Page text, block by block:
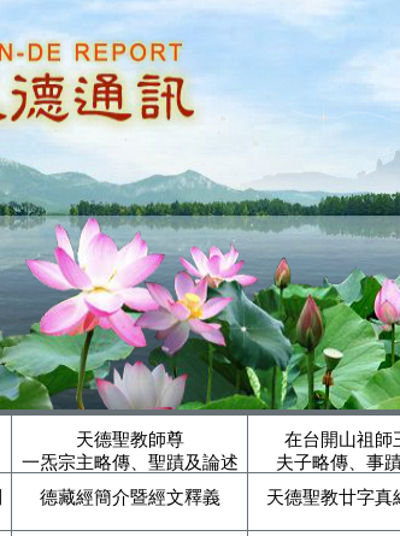
天德聖教師尊
一炁宗主略傳、聖蹟及論述
在台開山祖師
夫子略傳、事
德藏經簡介暨經文釋義 天德聖教廿字真